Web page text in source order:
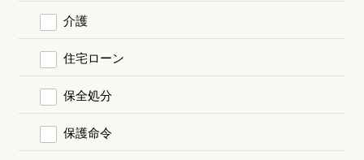
介護
住宅ローン
保全処分
保護命令